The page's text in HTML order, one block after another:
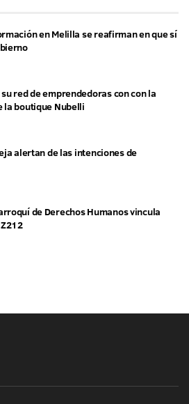
en Melilla se reafirman en que sí
red de emprendedoras con con la
la boutique Nubelli
alertan de las intenciones de
de Derechos Humanos vincula